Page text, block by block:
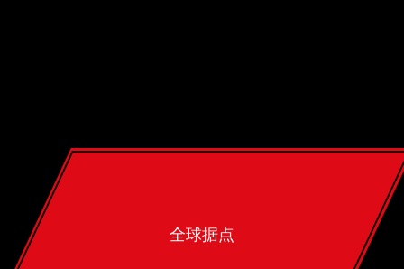
全球据点